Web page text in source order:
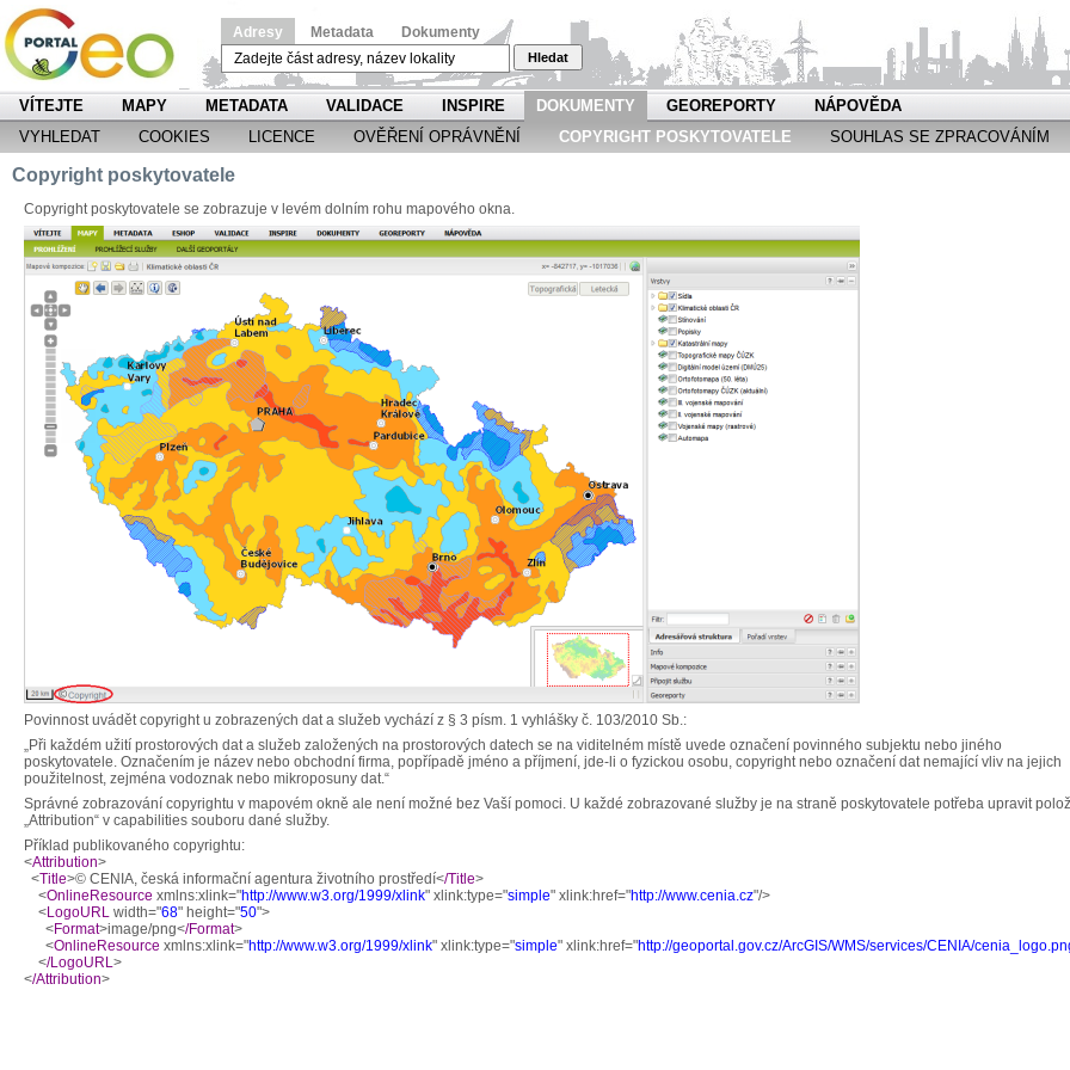
Adresy Metadata Dokumenty
Hledat
VÍTEJTE MAPY METADATA VALIDACE INSPIRE DOKUMENTY GEOREPORTY
NÁPOVĚDA
VYHLEDAT
COOKIES LICENCE OVĚŘENÍ OPRÁVNĚNÍ COPYRIGHT POSKYTOVATELE SOUHLAS SE ZPRACOVÁNÍM
Copyright poskytovatele
Copyright poskytovatele se zobrazuje v levém dolním rohu mapového okna.
Povinnost uvádět copyright u zobrazených dat a služeb vychází z § 3 písm. 1 vyhlášky č. 103/2010 Sb.:
„Při každém užití prostorových dat a služeb založených na prostorových datech se na viditelném místě uvede označení povinného subjektu nebo jiného
poskytovatele. Označením je název nebo obchodní firma, popřípadě jméno a příjmení, jde-li o fyzickou osobu, copyright nebo označení dat nemající vliv na jejich
použitelnost, zejména vodoznak nebo mikroposuny dat.“
Správné zobrazování copyrightu v mapovém okně ale není možné bez Vaší pomoci. U každé zobrazované služby je na straně poskytovatele potřeba upravit
„Attribution“ v capabilities souboru dané služby.
Příklad publikovaného copyrightu:
<Attribution>
<Title>© CENIA, česká informační agentura životního prostředí</Title>
<OnlineResource xmlns:xlink="http://www.w3.org/1999/xlink" xlink:type="simple" xlink:href="http://www.cenia.cz"/>
<LogoURL width="68" height="50">
<Format>image/png</Format>
<OnlineResource xmlns:xlink="http://www.w3.org/1999/xlink" xlink:type="simple" xlink:href="http://geoportal.gov.cz/ArcGIS/WMS/services/CENIA/
</LogoURL>
</Attribution>